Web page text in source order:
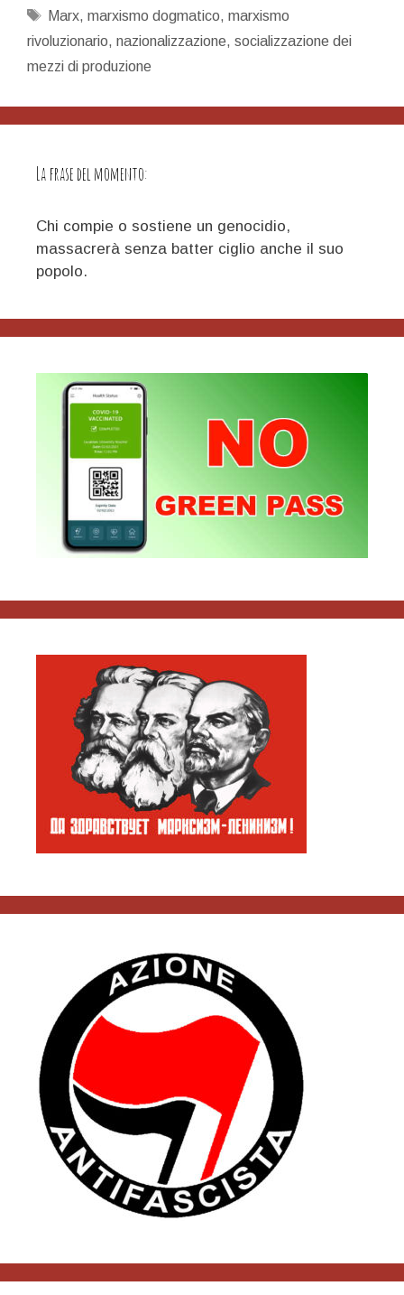
Tag
Marx, marxismo dogmatico, marxismo
rivoluzionario, nazionalizzazione, socializzazione dei
mezzi di produzione
La frase del momento:
Chi compie o sostiene un genocidio,
massacrerà senza batter ciglio anche il suo
popolo.